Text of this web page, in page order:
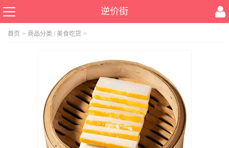
逆价街
首页 > 商品分类 / 美食吃货 >